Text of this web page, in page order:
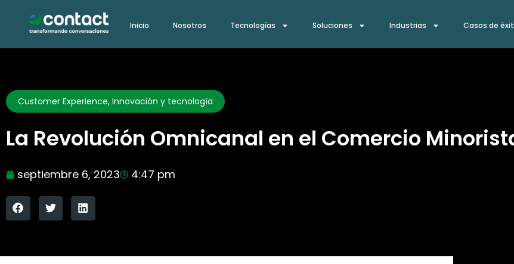
contenido
Inicio Nosotros Tecnologías Soluciones Industrias Casos de
Customer Experience, Innovación y tecnología
La Revolución Omnicanal en el Comercio
septiembre 6, 2023 4:47 pm